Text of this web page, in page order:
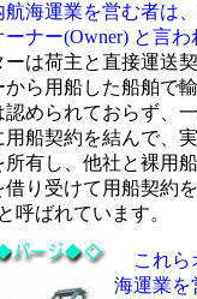
航海運業を営む者は
ナー(Owner) と言
ーは荷主と直接運送
ら用船した船舶で
められておらず、
用船契約を結んで、
有し、他社と裸用
り受けて用船契約
呼ばれています。
これ
海運業を